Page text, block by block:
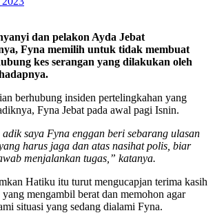
dan pelakon Ayda Jebat
Fyna memilih untuk tidak membuat
kes serangan yang dilakukan oleh
berhubung insiden pertelingkahan yang
Fyna Jebat pada awal pagi Isnin.
saya Fyna enggan beri sebarang ulasan
harus jaga dan atas nasihat polis, biar
menjalankan tugas,” katanya.
Hatiku itu turut mengucapjan terima kasih
mengambil berat dan memohon agar
situasi yang sedang dialami Fyna.